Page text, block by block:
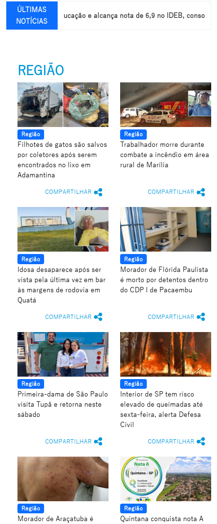
ÚLTIMAS
NOTÍCIAS
avança na educação e alcança nota de 6,9 no IDEB, consolidando
REGIÃO
Região
Filhotes de gatos são salvos
por coletores após serem
encontrados no lixo em
Adamantina
COMPARTILHAR
Região
Trabalhador morre durante
combate a incêndio em área
rural de Marília
COMPARTILHAR
Região
Idosa desaparece após ser
vista pela última vez em bar
às margens de rodovia em
Quatá
COMPARTILHAR
Região
Morador de Flórida Paulista
é morto por detentos dentro
do CDP I de Pacaembu
COMPARTILHAR
Região
Primeira-dama de São Paulo
visita Tupã e retorna neste
sábado
COMPARTILHAR
Região
Interior de SP tem risco
elevado de queimadas até
sexta-feira, alerta Defesa
Civil
COMPARTILHAR
Região
Morador de Araçatuba é
Região
Quintana conquista nota A